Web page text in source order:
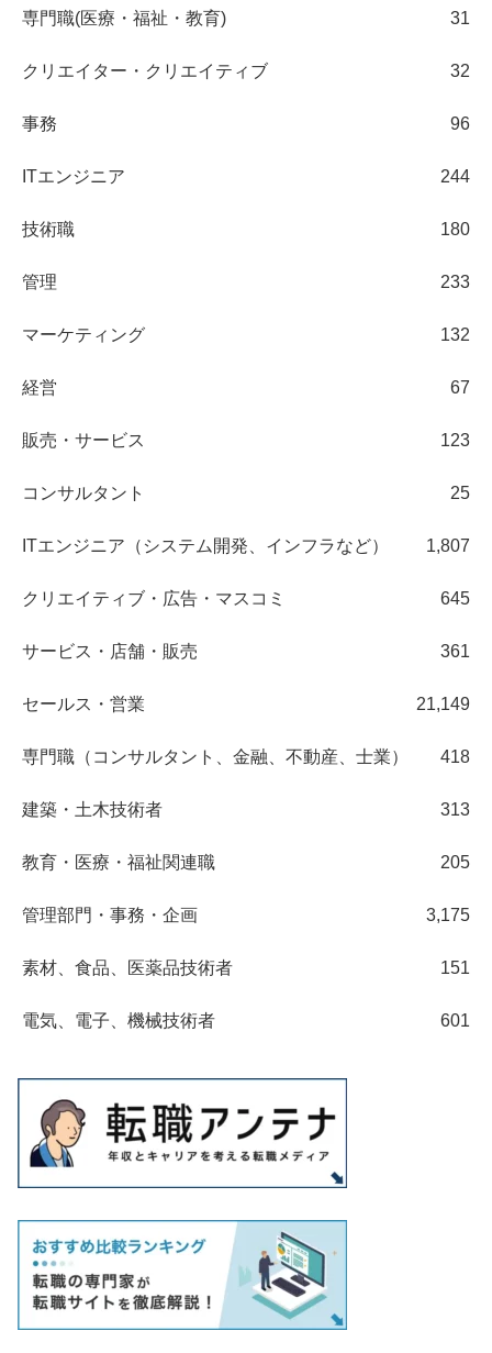
専門職(医療・福祉・教育) 31
クリエイター・クリエイティブ 32
事務 96
ITエンジニア 244
技術職 180
管理 233
マーケティング 132
経営 67
販売・サービス 123
コンサルタント 25
ITエンジニア（システム開発、インフラなど） 1,807
クリエイティブ・広告・マスコミ 645
サービス・店舗・販売 361
セールス・営業 21,149
専門職（コンサルタント、金融、不動産、士業） 418
建築・土木技術者 313
教育・医療・福祉関連職 205
管理部門・事務・企画 3,175
素材、食品、医薬品技術者 151
電気、電子、機械技術者 601